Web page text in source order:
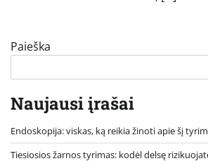
Paieška
Naujausi įrašai
Endoskopija: viskas, ką reikia žinoti apie šį
Tiesiosios žarnos tyrimas: kodėl delsę